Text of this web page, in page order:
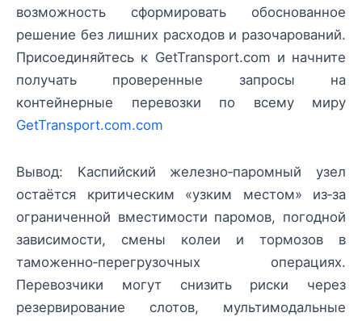
возможность сформировать обоснованное
решение без лишних расходов и разочарований.
Присоединяйтесь к GetTransport.com и начните
получать проверенные запросы на
контейнерные перевозки по всему миру
GetTransport.com.com
Вывод: Каспийский железно‑паромный узел
остаётся критическим «узким местом» из‑за
ограниченной вместимости паромов, погодной
зависимости, смены колеи и тормозов в
таможенно‑перегрузочных операциях.
Перевозчики могут снизить риски через
резервирование слотов, мультимодальные